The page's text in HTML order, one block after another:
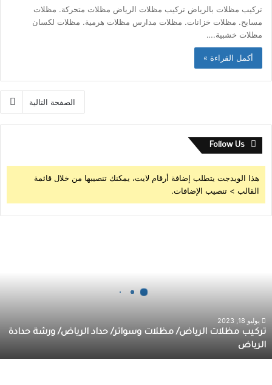
تركيب مظلات بالرياض تركيب مظلات الرياض مظلات متحركة. مظلات
مسابح. مظلات خزانات. مظلات مدارس مظلات هرمية. مظلات لكسان
مظلات خشبية.…
أكمل القراءة »
الصفحة التالية
Follow Us
هذا الويدجت يتطلب إضافة أرقام لايت، يمكنك تنصيبها من خلال قائمة
القالب > تنصيب الإضافات.
يوليو 18, 2023
تركيب مظلات الرياض/ مظلات وسواتر/ حداد الرياض/ ورشة حدادة
الرياض